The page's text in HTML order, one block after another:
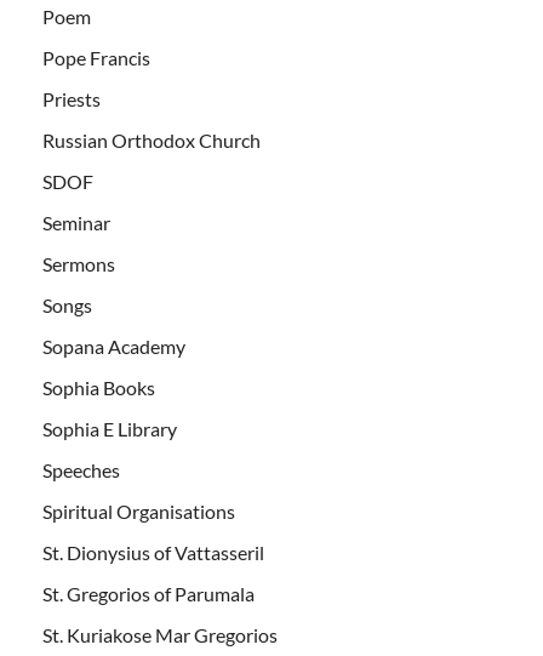
Poem
Pope Francis
Priests
Russian Orthodox Church
SDOF
Seminar
Sermons
Songs
Sopana Academy
Sophia Books
Sophia E Library
Speeches
Spiritual Organisations
St. Dionysius of Vattasseril
St. Gregorios of Parumala
St. Kuriakose Mar Gregorios